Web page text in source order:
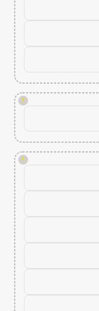
!
!